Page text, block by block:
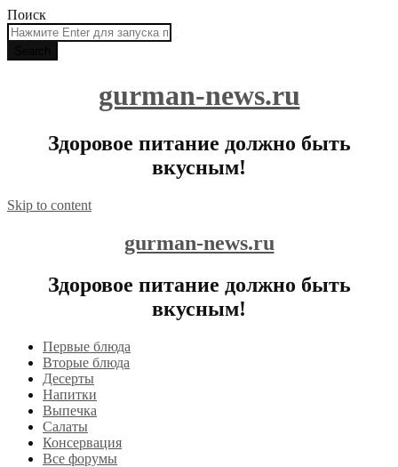
Поиск
gurman-news.ru
Здоровое питание должно быть
вкусным!
Skip to content
gurman-news.ru
Здоровое питание должно быть
вкусным!
Первые блюда
Вторые блюда
Десерты
Напитки
Выпечка
Салаты
Консервация
Все форумы